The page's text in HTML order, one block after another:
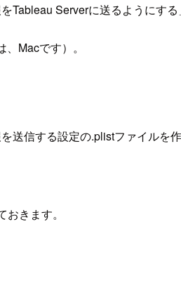
Tableau Serverに送るようにす
Macです）。
送信する設定の.plistファイル
きます。